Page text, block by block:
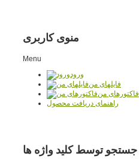
منوی کاربری
Menu
ورود
فایلهای من
فاکتورهای من
راهنمای دریافت محصول
جستجو توسط کلید واژه ها